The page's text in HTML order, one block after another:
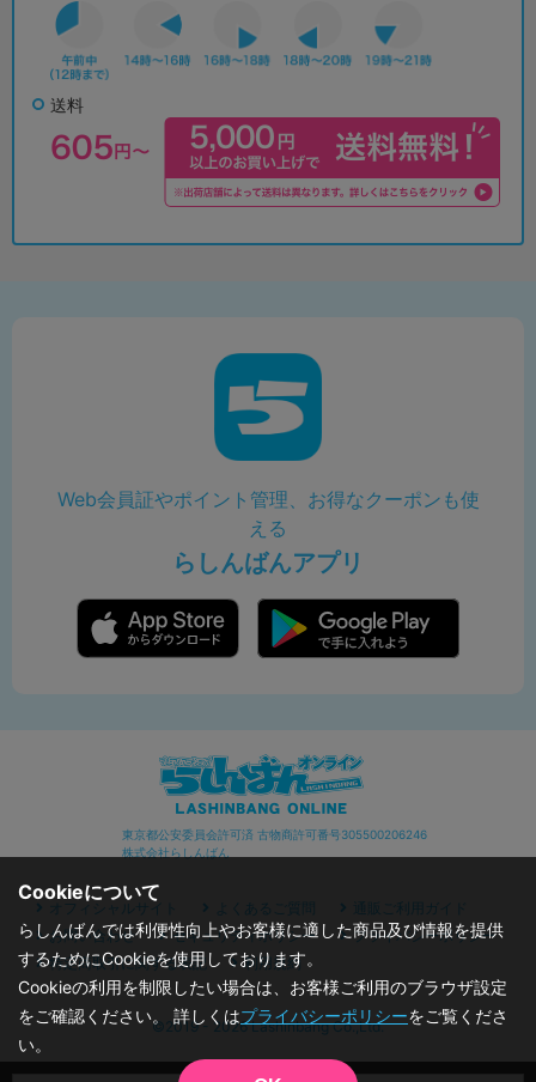
送料
Web会員証やポイント管理、お得なクーポンも使
える
らしんばんアプリ
東京都公安委員会許可済 古物商許可番号305500206246
株式会社らしんばん
オフィシャルサイト よくあるご質問
通販ご利用ガイド
お問い合わせ
セキュリティポリシー
プライバシーポリシー
特定商取引に関する表記
利用規約
©2019 - 2026 Lashinbang Co.,Ltd.
Cookieについて
らしんばんでは利便性向上やお客様に適した商品及び情報を提供
するためにCookieを使用しております。
Cookieの利用を制限したい場合は、お客様ご利用のブラウザ設定
をご確認ください。 詳しくはプライバシーポリシーをご覧くださ
い。